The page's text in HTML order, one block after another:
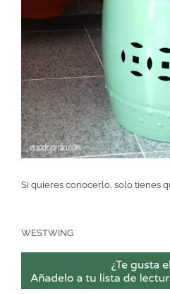
Si quieres conocerlo, solo tienes
WESTWING